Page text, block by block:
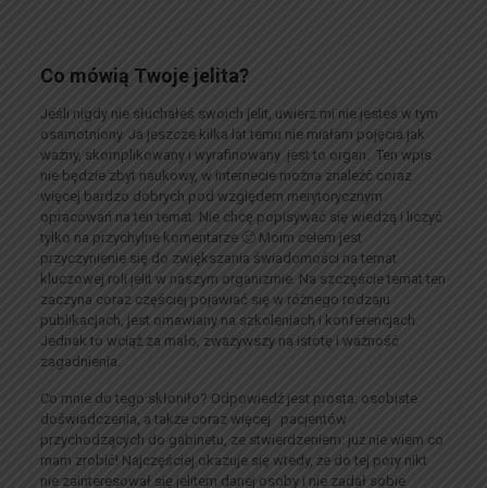
Co mówią Twoje jelita?
Jeśli nigdy nie słuchałeś swoich jelit, uwierz mi nie jesteś w tym
osamotniony. Ja jeszcze kilka lat temu nie miałam pojęcia jak
ważny, skomplikowany i wyrafinowany jest to organ. Ten wpis
nie będzie zbyt naukowy, w internecie można znaleźć coraz
więcej bardzo dobrych pod względem merytorycznym
opracowań na ten temat. Nie chcę popisywać się wiedzą i liczyć
tylko na przychylne komentarze 🙂 Moim celem jest
przyczynienie się do zwiększania świadomości na temat
kluczowej roli jelit w naszym organizmie. Na szczęście temat ten
zaczyna coraz częściej pojawiać się w różnego rodzaju
publikacjach, jest omawiany na szkoleniach i konferencjach.
Jednak to wciąż za mało, zważywszy na istotę i ważność
zagadnienia.
Co mnie do tego skłoniło? Odpowiedź jest prosta: osobiste
doświadczenia, a także coraz więcej pacjentów
przychodzących do gabinetu, ze stwierdzeniem: już nie wiem co
mam zrobić! Najczęściej okazuje się wtedy, że do tej pory nikt
nie zainteresował się jelitem danej osoby i nie zadał sobie